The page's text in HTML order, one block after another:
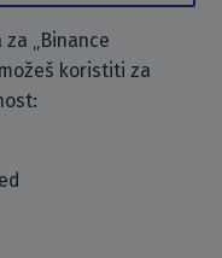
„Binance
koristiti za